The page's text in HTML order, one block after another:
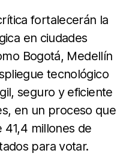
fortalecerán la
en ciudades
Bogotá, Medellín
tecnológico
seguro y eficiente
en un proceso que
41,4 millones de
para votar.